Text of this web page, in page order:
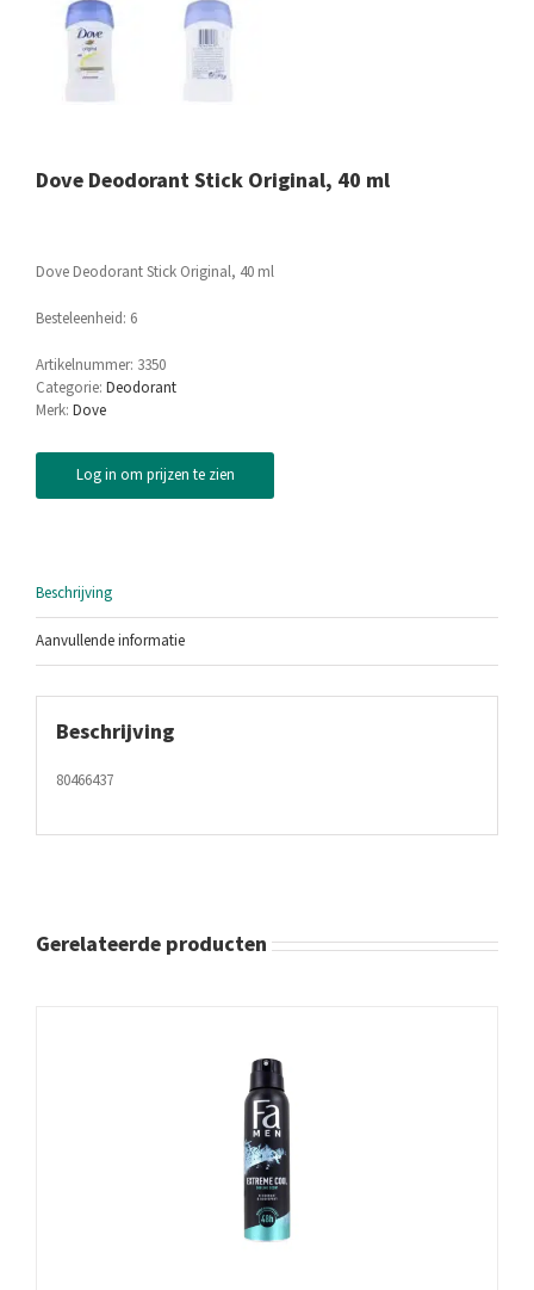
Dove Deodorant Stick Original, 40 ml
Dove Deodorant Stick Original, 40 ml
Besteleenheid: 6
Artikelnummer: 3350
Categorie: Deodorant
Merk: Dove
Log in om prijzen te zien
Beschrijving
Aanvullende informatie
Beschrijving
80466437
Gerelateerde producten